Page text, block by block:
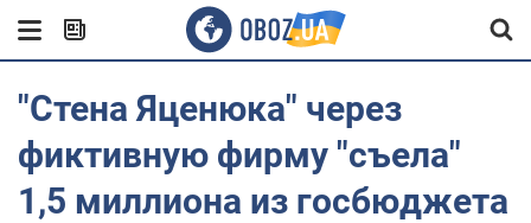
"Стена Яценюка" через
фиктивную фирму "съела"
1,5 миллиона из госбюджета